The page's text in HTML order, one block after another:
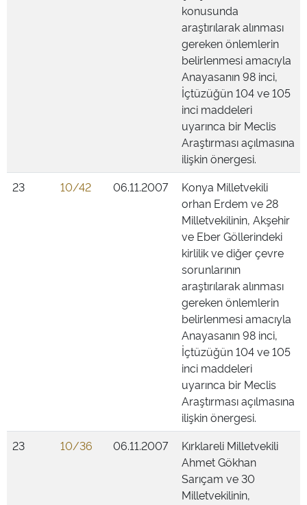
konusunda
araştırılarak alınması
gereken önlemlerin
belirlenmesi amacıyla
Anayasanın 98 inci,
İçtüzüğün 104 ve 105
inci maddeleri
uyarınca bir Meclis
Araştırması açılmasına
ilişkin önergesi.
23
10/42 06.11.2007
Konya Milletvekili
orhan Erdem ve 28
Milletvekilinin, Akşehir
ve Eber Göllerindeki
kirlilik ve diğer çevre
sorunlarının
araştırılarak alınması
gereken önlemlerin
belirlenmesi amacıyla
Anayasanın 98 inci,
İçtüzüğün 104 ve 105
inci maddeleri
uyarınca bir Meclis
Araştırması açılmasına
ilişkin önergesi.
23
10/36 06.11.2007
Kırklareli Milletvekili
Ahmet Gökhan
Sarıçam ve 30
Milletvekilinin,